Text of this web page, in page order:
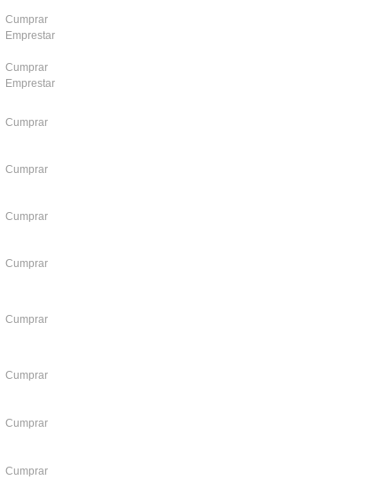
Cumprar
Emprestar
Cumprar
Emprestar
Cumprar
Cumprar
Cumprar
Cumprar
Cumprar
Cumprar
Cumprar
Cumprar